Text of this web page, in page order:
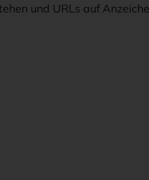
und URLs auf